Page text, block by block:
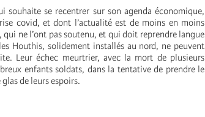
souhaite se recentrer sur son agenda économique,
covid, et dont l’actualité est de moins en moins
ne l’ont pas soutenu, et qui doit reprendre langue
Houthis, solidement installés au nord, ne peuvent
Leur échec meurtrier, avec la mort de plusieurs
enfants soldats, dans la tentative de prendre le
de leurs espoirs.